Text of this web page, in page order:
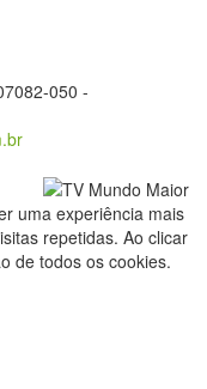
050 -
uma experiência mais
repetidas. Ao clicar
de todos os cookies.